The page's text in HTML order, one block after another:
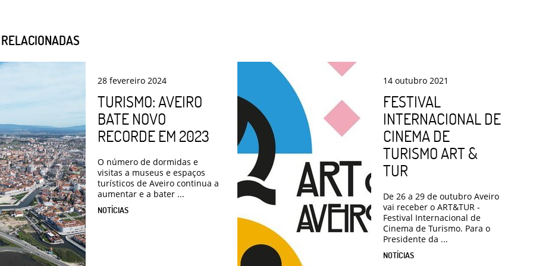
28 fevereiro 2024
TURISMO: AVEIRO
BATE NOVO
RECORDE EM 2023
O número de dormidas e
visitas a museus e espaços
turísticos de Aveiro continua a
aumentar e a bater ...
NOTÍCIAS
14 outubro 2021
FESTIVAL
INTERNACIONAL DE
CINEMA DE
TURISMO ART &
TUR
De 26 a 29 de outubro Aveiro
vai receber o ART&TUR -
Festival Internacional de
Cinema de Turismo. Para o
Presidente da ...
NOTÍCIAS